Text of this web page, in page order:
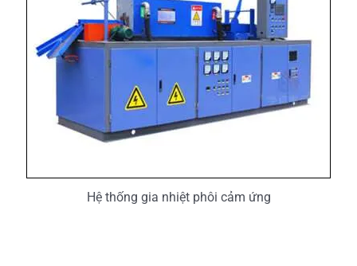
Hệ thống gia nhiệt phôi cảm ứng